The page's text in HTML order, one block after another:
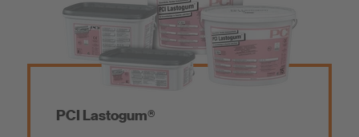
Aangiet- en ondersabelingsmortels
Betonreparatie
PCI Lastogum®